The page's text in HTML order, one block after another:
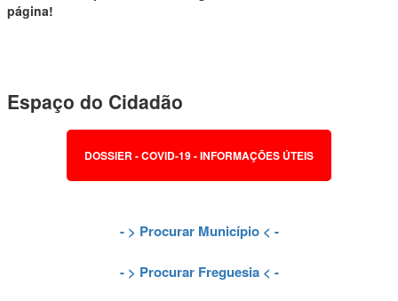
página!
Espaço do Cidadão
DOSSIER - COVID-19 - INFORMAÇÕES ÚTEIS
- > Procurar Município< -
- > Procurar Freguesia< -